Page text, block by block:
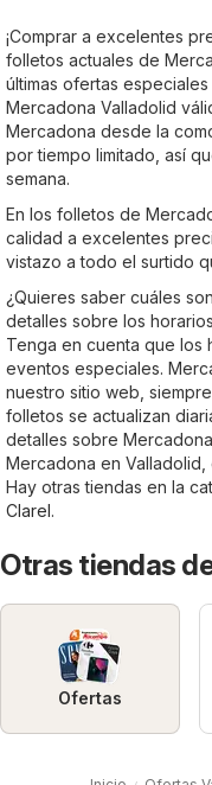
¡Comprar a excelentes
folletos actuales de
últimas ofertas
Mercadona Valladolid
Mercadona desde la
por tiempo limitado, así
semana.
En los folletos de
calidad a excelentes
vistazo a todo el surtido
¿Quieres saber cuáles
detalles sobre los
Tenga en cuenta que los
eventos especiales.
nuestro sitio web,
folletos se actualizan
detalles sobre
Mercadona en
Hay otras tiendas en la
Clarel.
Otras tiendas
Ofertas